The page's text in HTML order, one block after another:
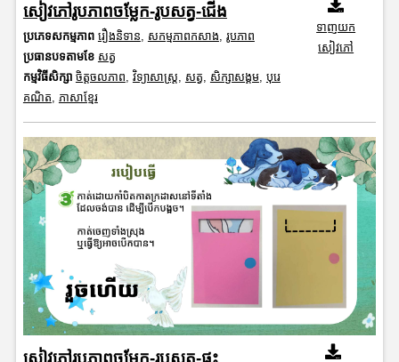
សៀវភៅរូបភាពចម្លែក-រូបសត្វ-ជើង
ប្រភេទសកម្មភាព រឿងនិទាន សកម្មភាពកសាង រូបភាព
ប្រធានបទតាមខែ សត្វ
កម្មវិធីសិក្សា ចិត្តចលភាព វិទ្យាសាស្រ្ត សត្វ សិក្សាសង្គម, បុរេ
គណិត ភាសាខ្មែរ
ទាញយក
សៀវភៅ
សៀវភៅរូបភាពចម្លែក-រូបសត្វ-ផ្ទះ